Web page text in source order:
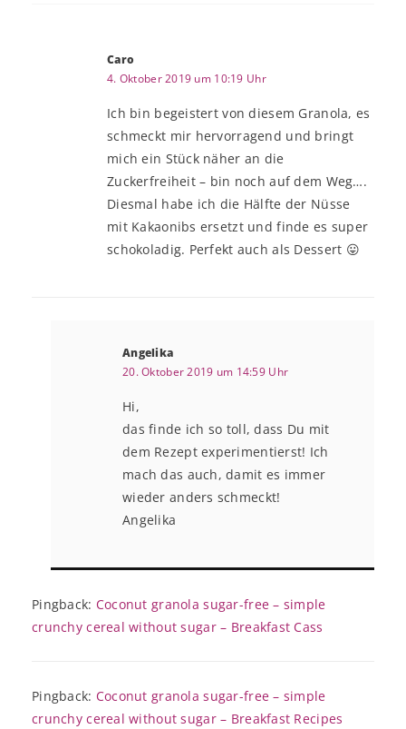
Caro
4. Oktober 2019 um 10:19 Uhr
Ich bin begeistert von diesem Granola, es
schmeckt mir hervorragend und bringt
mich ein Stück näher an die
Zuckerfreiheit – bin noch auf dem Weg….
Diesmal habe ich die Hälfte der Nüsse
mit Kakaonibs ersetzt und finde es super
schokoladig. Perfekt auch als Dessert 😛
Angelika
20. Oktober 2019 um 14:59 Uhr
Hi,
das finde ich so toll, dass Du mit
dem Rezept experimentierst! Ich
mach das auch, damit es immer
wieder anders schmeckt!
Angelika
Pingback: Coconut granola sugar-free – simple
crunchy cereal without sugar – Breakfast Cass
Pingback: Coconut granola sugar-free – simple
crunchy cereal without sugar – Breakfast Recipes